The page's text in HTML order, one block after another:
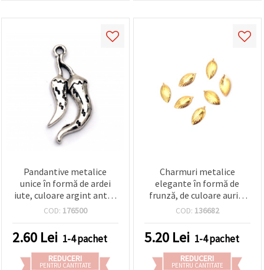
Pandantive metalice
unice în formă de ardei
iute, culoare argint antic,
31x14x2.5 mm, orificiu 1.5
bijuterii handmade/DIY
COD: 176500
2.60 Lei 1-4 pachet
REDUCERI
PENTRU CANTITATE
Charmuri metalice
elegante în formă de
frunză, de culoare aurie,
9x18x0,5 mm, gaură 0,5
20 bucăți pentru bijuterii
DIY
COD: 136682
5.20 Lei 1-4 pachet
REDUCERI
PENTRU CANTITATE